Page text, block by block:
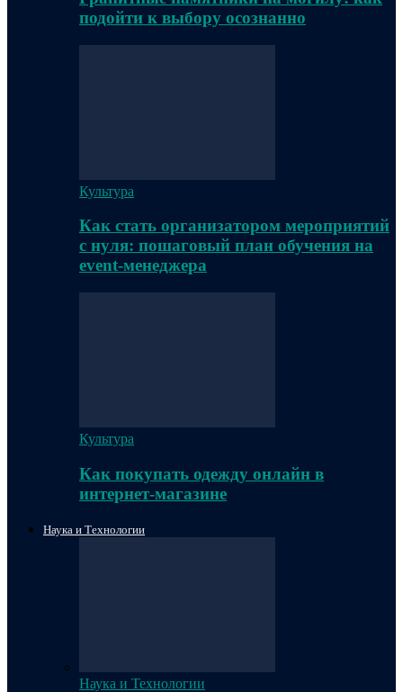
подойти к выбору осознанно
Культура
Как стать организатором мероприятий
с нуля: пошаговый план обучения на
event-менеджера
Культура
Как покупать одежду онлайн в
интернет-магазине
Наука и Технологии
Наука и Технологии